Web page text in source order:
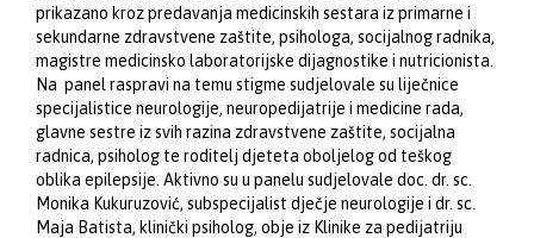
prikazano kroz predavanja medicinskih sestara iz primarne i
sekundarne zdravstvene zaštite, psihologa, socijalnog radnika,
magistre medicinsko laboratorijske dijagnostike i nutricionista.
Na panel raspravi na temu stigme sudjelovale su liječnice
specijalistice neurologije, neuropedijatrije i medicine rada,
glavne sestre iz svih razina zdravstvene zaštite, socijalna
radnica, psiholog te roditelj djeteta oboljelog od teškog
oblika epilepsije. Aktivno su u panelu sudjelovale doc. dr. sc.
Monika Kukuruzović, subspecijalist dječje neurologije i dr. sc.
Maja Batista, klinički psiholog, obje iz Klinike za pedijatriju